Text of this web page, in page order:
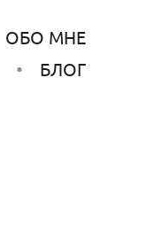
ОБО МНЕ
БЛОГ